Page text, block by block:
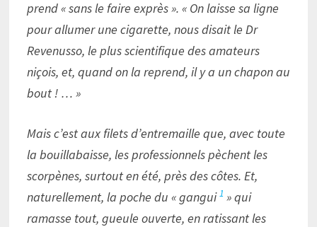
prend « sans le faire exprès ». « On laisse sa ligne
pour allumer une cigarette, nous disait le Dr
Revenusso, le plus scientifique des amateurs
niçois, et, quand on la reprend, il y a un chapon au
bout ! … »
Mais c’est aux filets d’entremaille que, avec toute
la bouillabaisse, les professionnels pèchent les
scorpènes, surtout en été, près des côtes. Et,
naturellement, la poche du « gangui1 » qui
ramasse tout, gueule ouverte, en ratissant les